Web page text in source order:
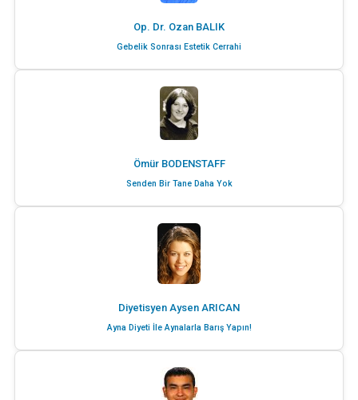
Op. Dr. Ozan BALIK
Gebelik Sonrası Estetik Cerrahi
Ömür BODENSTAFF
Senden Bir Tane Daha Yok
Diyetisyen Aysen ARICAN
Ayna Diyeti İle Aynalarla Barış Yapın!